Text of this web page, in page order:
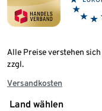
Alle Preise verstehen
zzgl.
Versandkosten
Land wählen